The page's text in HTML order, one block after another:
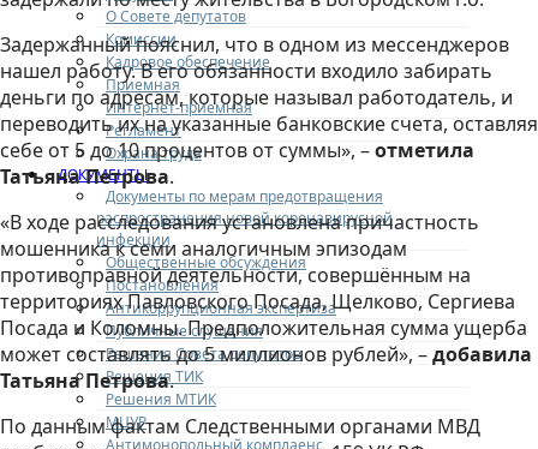
О Совете депутатов
Комиссии
Кадровое обеспечение
Приемная
Интернет-приемная
Регламент
Охрана труда
ДОКУМЕНТЫ
Документы по мерам предотвращения
распространения новой коронавирусной
инфекции
Общественные обсуждения
Постановления
Антикоррупционная экспертиза
Публичные слушания
Решения Совета депутатов
Решения ТИК
Решения МТИК
МЦУР
Антимонопольный комплаенс
Задержанный пояснил, что в одном из мессенджеров
нашел работу. В его обязанности входило забирать
деньги по адресам, которые называл работодатель, и
переводить их на указанные банковские счета, оставляя
себе от 5 до 10 процентов от суммы», –отметила
Татьяна Петрова.
«В ходе расследования установлена причастность
мошенника к семи аналогичным эпизодам
противоправной деятельности, совершённым на
территориях Павловского Посада, Щелково, Сергиева
Посада и Коломны. Предположительная сумма ущерба
может составлять до 5 миллионов рублей», –добавила
Татьяна Петрова.
По данным фактам Следственными органами МВД